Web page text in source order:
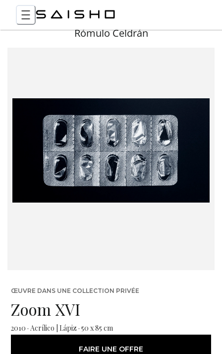
Rómulo Celdrán
ŒUVRE DANS UNE COLLECTION PRIVÉE
Zoom XVI
2010 · Acrílico | Lápiz · 50 x 85 cm
FAIRE UNE OFFRE